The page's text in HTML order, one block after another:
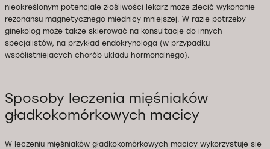
nieokreślonym potencjale złośliwości lekarz może zlecić wykonanie
rezonansu magnetycznego miednicy mniejszej. W razie potrzeby
ginekolog może także skierować na konsultację do innych
specjalistów, na przykład endokrynologa (w przypadku
współistniejących chorób układu hormonalnego).
Sposoby leczenia mięśniaków
gładkokomórkowych macicy
W leczeniu mięśniaków gładkokomórkowych macicy wykorzystuje się